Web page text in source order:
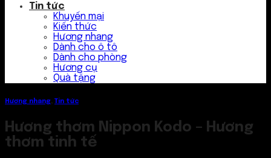
Tin tức
Khuyến mại
Kiến thức
Hương nhang
Dành cho ô tô
Dành cho phòng
Hương cụ
Quà tặng
Hương nhang, Tin tức
Hương thơm Nippon Kodo – Hương
thơm tinh tế